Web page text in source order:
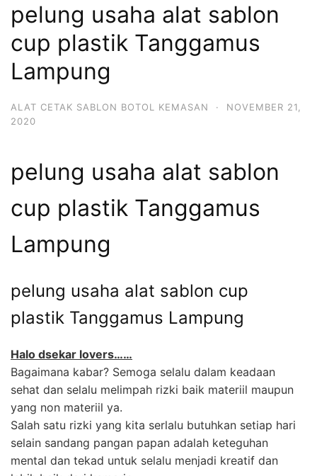
pelung usaha alat sablon
cup plastik Tanggamus
Lampung
ALAT CETAK SABLON BOTOL KEMASAN ·
NOVEMBER 21,
2020
pelung usaha alat sablon
cup plastik Tanggamus
Lampung
pelung usaha alat sablon cup
plastik Tanggamus Lampung
Halo dsekar lovers……
Bagaimana kabar? Semoga selalu dalam keadaan
sehat dan selalu melimpah rizki baik materiil maupun
yang non materiil ya.
Salah satu rizki yang kita serlalu butuhkan setiap hari
selain sandang pangan papan adalah keteguhan
mental dan tekad untuk selalu menjadi kreatif dan